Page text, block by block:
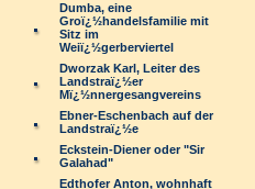
Dumba, eine
Groï¿½handelsfamilie mit
Sitz im
Weiï¿½gerberviertel
Dworzak Karl, Leiter des
Landstraï¿½er
Mï¿½nnergesangvereins
Ebner-Eschenbach auf der
Landstraï¿½e
Eckstein-Diener oder "Sir
Galahad"
Edthofer Anton, wohnhaft